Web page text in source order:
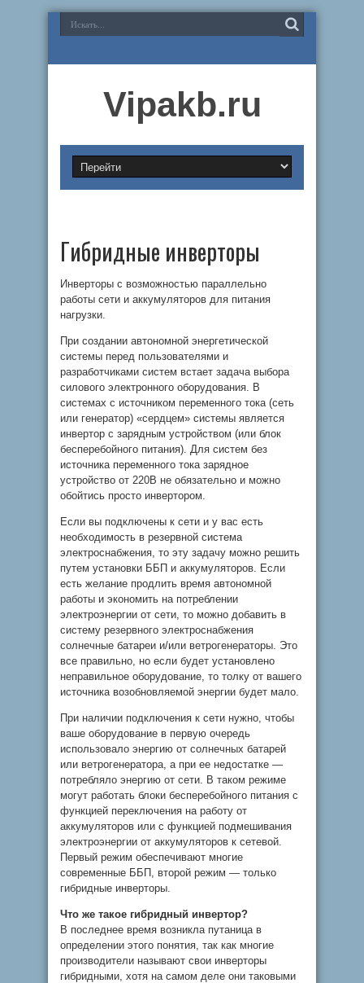
Vipakb.ru
Гибридные инверторы
Инверторы с возможностью параллельно
работы сети и аккумуляторов для питания
нагрузки.
При создании автономной энергетической
системы перед пользователями и
разработчиками систем встает задача выбора
силового электронного оборудования. В
системах с источником переменного тока (сеть
или генератор) «сердцем» системы является
инвертор с зарядным устройством (или блок
бесперебойного питания). Для систем без
источника переменного тока зарядное
устройство от 220В не обязательно и можно
обойтись просто инвертором.
Если вы подключены к сети и у вас есть
необходимость в резервной система
электроснабжения, то эту задачу можно решить
путем установки ББП и аккумуляторов. Если
есть желание продлить время автономной
работы и экономить на потреблении
электроэнергии от сети, то можно добавить в
систему резервного электроснабжения
солнечные батареи и/или ветрогенераторы. Это
все правильно, но если будет установлено
неправильное оборудование, то толку от вашего
источника возобновляемой энергии будет мало.
При наличии подключения к сети нужно, чтобы
ваше оборудование в первую очередь
использовало энергию от солнечных батарей
или ветрогенератора, а при ее недостатке —
потребляло энергию от сети. В таком режиме
могут работать блоки бесперебойного питания с
функцией переключения на работу от
аккумуляторов или с функцией подмешивания
электроэнергии от аккумуляторов к сетевой.
Первый режим обеспечивают многие
современные ББП, второй режим — только
гибридные инверторы.
Что же такое гибридный инвертор?
В последнее время возникла путаница в
определении этого понятия, так как многие
производители называют свои инверторы
гибридными, хотя на самом деле они таковыми